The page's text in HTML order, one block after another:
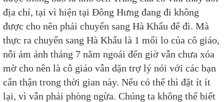
địa chỉ, tại vì hiện tại Đông Hưng đang đi không
được cho nên phải chuyển sang Hà Khẩu để đi. Mà
thực ra chuyển sang Hà Khẩu là 1 mối lo của cô giáo,
nỗi ám ảnh tháng 7 năm ngoái đến giờ vẫn chưa xóa
mờ cho nên là cô giáo vẫn dặn trợ lý nói với các bạn
cẩn thận trong thời gian này. Nếu có thể thì đặt ít ít
lại, vì vẫn phải phòng ngừa. Chúng ta không thể biết